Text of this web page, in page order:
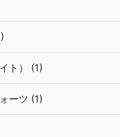
ト） (1)
ーツ (1)